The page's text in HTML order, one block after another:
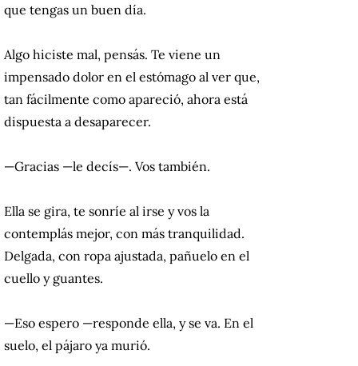
que tengas un buen día.
Algo hiciste mal, pensás. Te viene un
impensado dolor en el estómago al ver que,
tan fácilmente como apareció, ahora está
dispuesta a desaparecer.
—Gracias —le decís—. Vos también.
Ella se gira, te sonríe al irse y vos la
contemplás mejor, con más tranquilidad.
Delgada, con ropa ajustada, pañuelo en el
cuello y guantes.
—Eso espero —responde ella, y se va. En el
suelo, el pájaro ya murió.